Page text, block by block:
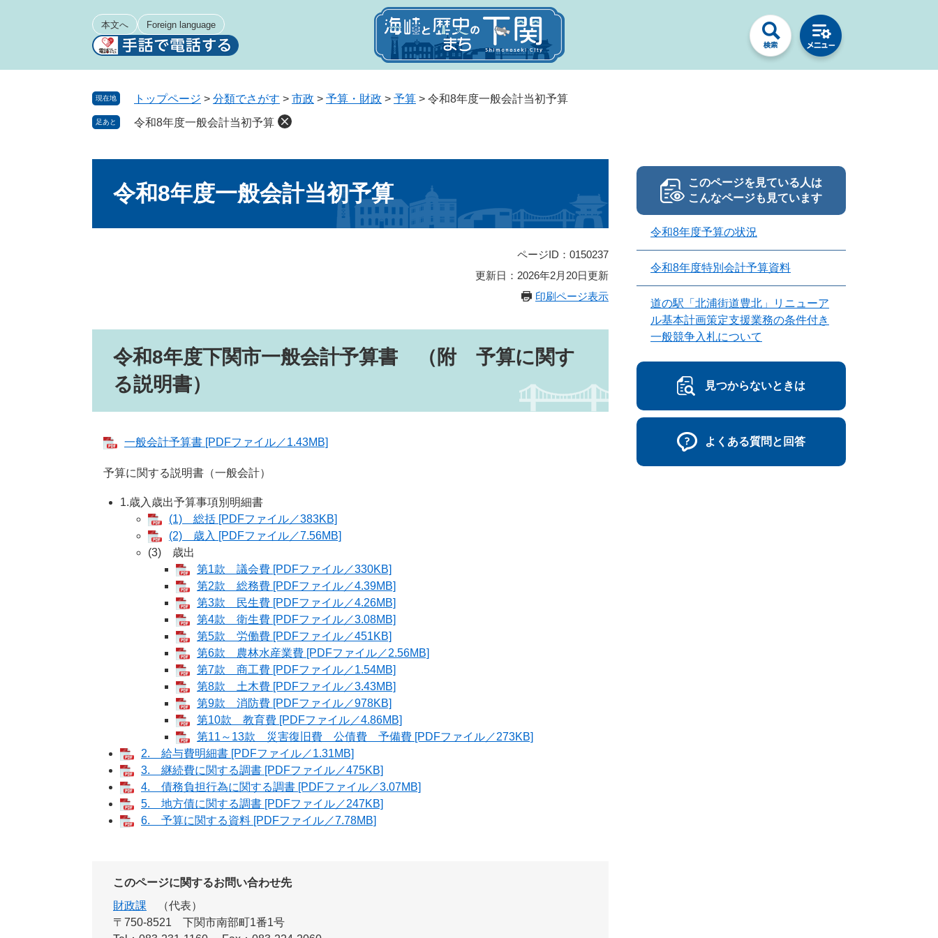
本文へ Foreign language
現在地 トップページ > 分類でさがす > 市政 > 予算・財政 > 予算 > 令和8年度一般会計当初予算
足あと 令和8年度一般会計当初予算
令和8年度一般会計当初予算
ページID：0150237
更新日：2026年2月20日更新
印刷ページ表示
令和8年度下関市一般会計予算書 （附 予算に関す
る説明書）
一般会計予算書 [PDFファイル／1.43MB]
予算に関する説明書（一般会計）
1.歳入歳出予算事項別明細書
(1) 総括 [PDFファイル／383KB]
(2) 歳入 [PDFファイル／7.56MB]
(3) 歳出
第1款 議会費 [PDFファイル／330KB]
第2款 総務費 [PDFファイル／4.39MB]
第3款 民生費 [PDFファイル／4.26MB]
第4款 衛生費 [PDFファイル／3.08MB]
第5款 労働費 [PDFファイル／451KB]
第6款 農林水産業費 [PDFファイル／2.56MB]
第7款 商工費 [PDFファイル／1.54MB]
第8款 土木費 [PDFファイル／3.43MB]
第9款 消防費 [PDFファイル／978KB]
第10款 教育費 [PDFファイル／4.86MB]
第11～13款 災害復旧費 公債費 予備費 [PDFファイル／273KB]
2. 給与費明細書 [PDFファイル／1.31MB]
3. 継続費に関する調書 [PDFファイル／475KB]
4. 債務負担行為に関する調書 [PDFファイル／3.07MB]
5. 地方債に関する調書 [PDFファイル／247KB]
6. 予算に関する資料 [PDFファイル／7.78MB]
このページに関するお問い合わせ先
財政課
代表
〒750-8521
下関市南部町1番1号
このページを見ている人は
こんなページも見ています
令和8年度予算の状況
令和8年度特別会計予算資料
道の駅「北浦街道豊北」リニューア
ル基本計画策定支援業務の条件付き
一般競争入札について
見つからないときは
よくある質問と回答